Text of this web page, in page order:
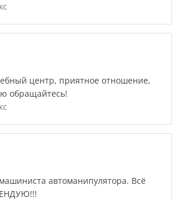
центр, приятное отношение,
обращайтесь!
автоманипулятора. Всё